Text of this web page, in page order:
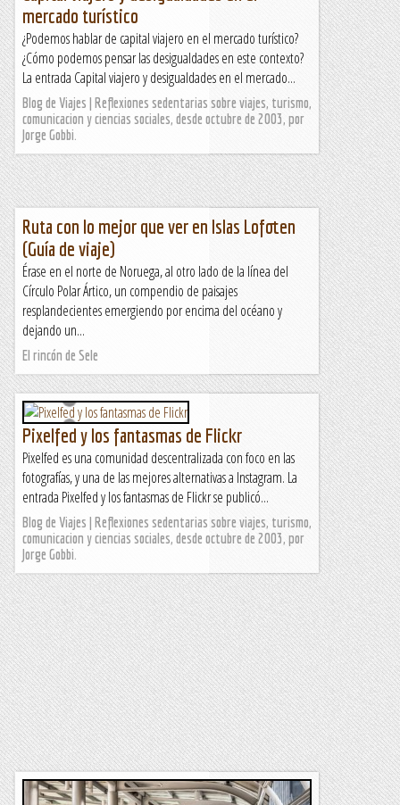
mercado turístico
¿Podemos hablar de capital viajero en el mercado turístico?
¿Cómo podemos pensar las desigualdades en este contexto?
La entrada Capital viajero y desigualdades en el mercado...
Blog de Viajes | Reflexiones sedentarias sobre viajes, turismo,
comunicacion y ciencias sociales, desde octubre de 2003, por
Jorge Gobbi.
Ruta con lo mejor que ver en Islas Lofoten
(Guía de viaje)
Érase en el norte de Noruega, al otro lado de la línea del
Círculo Polar Ártico, un compendio de paisajes
resplandecientes emergiendo por encima del océano y
dejando un...
El rincón de Sele
Pixelfed y los fantasmas de Flickr
Pixelfed es una comunidad descentralizada con foco en las
fotografías, y una de las mejores alternativas a Instagram. La
entrada Pixelfed y los fantasmas de Flickr se publicó...
Blog de Viajes | Reflexiones sedentarias sobre viajes, turismo,
comunicacion y ciencias sociales, desde octubre de 2003, por
Jorge Gobbi.